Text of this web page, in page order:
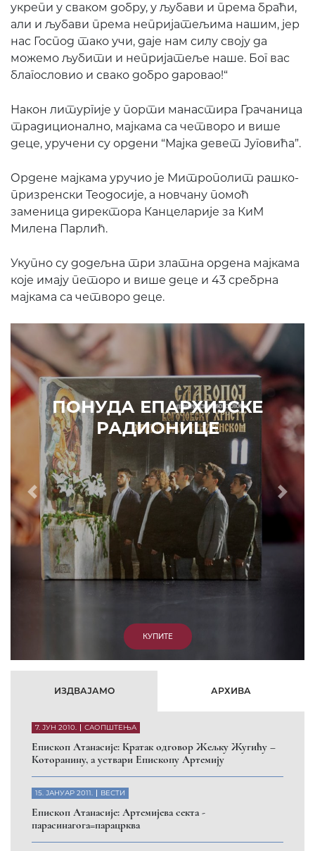
укрепи у сваком добру, у љубави и према браћи,
али и љубави према непријатељима нашим, јер
нас Господ тако учи, даје нам силу своју да
можемо љубити и непријатеље наше. Бог вас
благословио и свако добро даровао!“
Након литургије у порти манастира Грачаница
традиционално, мајкама са четворо и више
деце, уручени су ордени “Мајка девет Југовића”.
Ордене мајкама уручио је Митрополит рашко-
призренски Теодосије, а новчану помоћ
заменица директора Канцеларије за КиМ
Милена Парлић.
Укупно су додељна три златна ордена мајкама
које имају петоро и више деце и 43 сребрна
мајкама са четворо деце.
ПОНУДА ЕПАРХИЈСКЕ
РАДИОНИЦЕ
КУПИТЕ
Prethodni
ИЗДВАЈАМО АРХИВА
7. ЈУН 2010. САОПШТЕЊА
Eпископ Атанасије: Кратак одговор Жељку Жугићу –
Которанину, а уствари Епископу Артемију
15. ЈАНУАР 2011. ВЕСТИ
Eпископ Атанасије: Артемијева секта -
парасинагога=парацрква